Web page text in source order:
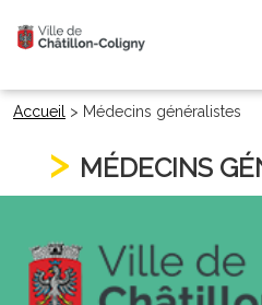
Accueil > Médecins généralistes
MÉDECINS